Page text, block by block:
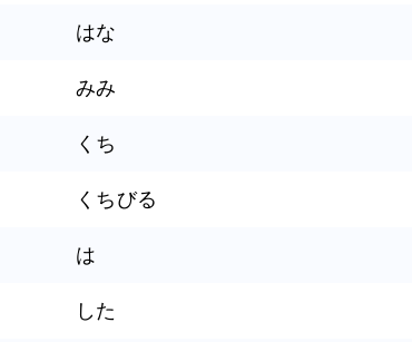
はな
みみ
くち
くちびる
は
した